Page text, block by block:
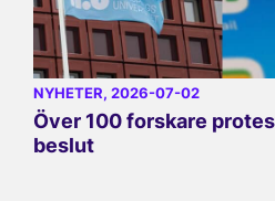
NYHETER, 2026-07-02
Över 100 forskare
beslut